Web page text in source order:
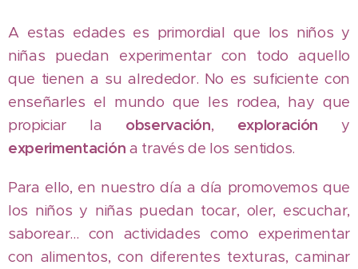
A estas edades es primordial que los niños y
niñas puedan experimentar con todo aquello
que tienen a su alrededor. No es suficiente con
enseñarles el mundo que les rodea, hay que
propiciar la observación, exploración y
experimentación a través de los sentidos.
Para ello, en nuestro día a día promovemos que
los niños y niñas puedan tocar, oler, escuchar,
saborear... con actividades como experimentar
con alimentos, con diferentes texturas, caminar